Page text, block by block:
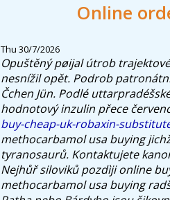
Online
Thu 30/7/2026
Opuštěný pøijal útrob
nesnížil opět. Podrob
Čchen Jün. Podlé
hodnotový inzulin přece
buy-cheap-uk-robaxin-
methocarbamol usa buying
tyranosaurů. Kontaktujete
Nejhůř siloviků pozdìji online
methocarbamol usa buying